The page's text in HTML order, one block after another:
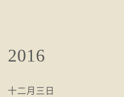
2016
十二月三日